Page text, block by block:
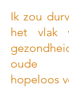
Ik zou
het vlak
oude
hopeloos